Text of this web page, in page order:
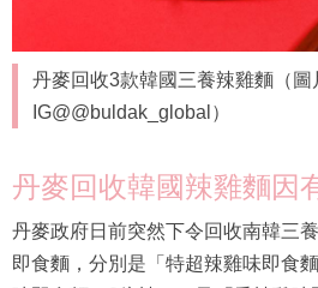
丹麥回收3款韓國三養辣雞麵（圖
IG@@buldak_global）
丹麥回收韓國辣雞麵因
丹麥政府日前突然下令回收南韓三
即食麵，分別是「特超辣雞味即食